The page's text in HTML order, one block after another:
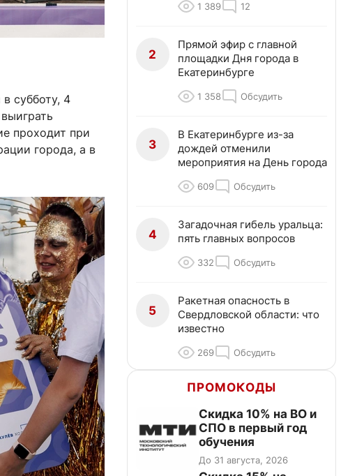
субботу, 4
проходит при
города, а в
1 389 12
2
Прямой эфир с главной
площадки Дня города в
Екатеринбурге
1 358 Обсудить
3
В Екатеринбурге из-за
дождей отменили
мероприятия на День города
609 Обсудить
4
Загадочная гибель уральца:
пять главных вопросов
332 Обсудить
5
Ракетная опасность в
Свердловской области: что
известно
269 Обсудить
ПРОМОКОДЫ
Скидка 10% на ВО и
СПО в первый год
обучения
До 31 августа, 2026